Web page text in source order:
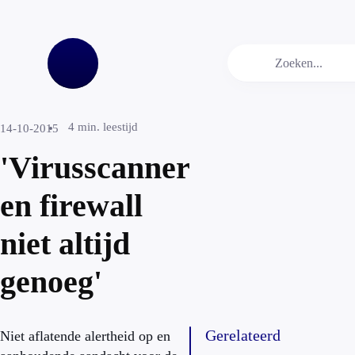
14-10-2015 4 min. leestijd
'Virusscanner
en firewall
niet altijd
genoeg'
Niet aflatende alertheid op en
Gerelateerd